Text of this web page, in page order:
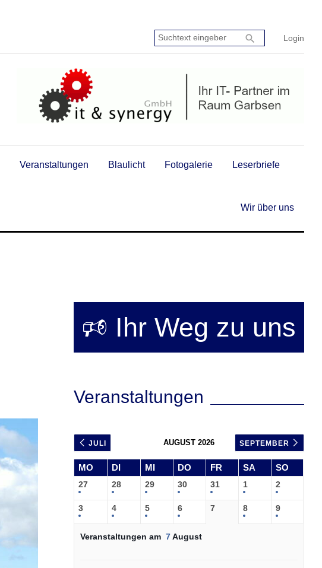
Login
Suchtext
eingeben:
search
Veranstaltungen Blaulicht Fotogalerie Leserbriefe
Wir über uns
🕫 Ihr Weg zu uns
Veranstaltungen
JULI AUGUST 2026 SEPTEMBER
MO DI MI DO FR SA SO
27 28 29 30 31 1 2
3 4 5 6 7 8 9
Veranstaltungen am 7August